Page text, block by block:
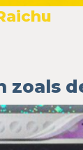
zoals